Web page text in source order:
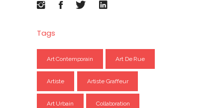
Tags
Art Contemporain Art De Rue
Artiste Artiste Graffeur
Art Urbain Collaboration